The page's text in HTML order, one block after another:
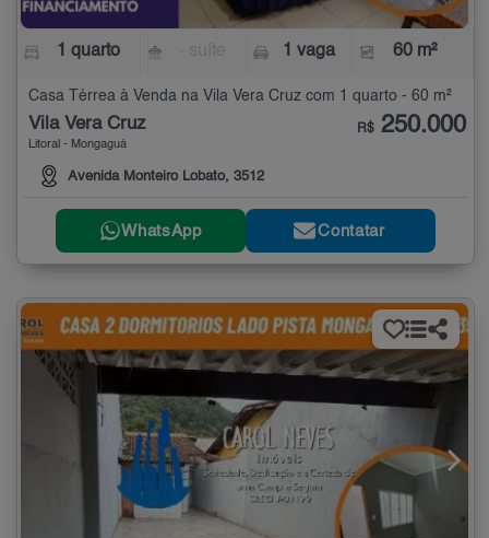
1 quarto 1 vaga 60 m²
Casa Térrea à Venda na Vila Vera Cruz com 1 quarto - 60 m²
Vila Vera Cruz
Litoral - Mongaguá
Avenida Monteiro Lobato, 3512
R$ 250.000
WhatsApp Contatar